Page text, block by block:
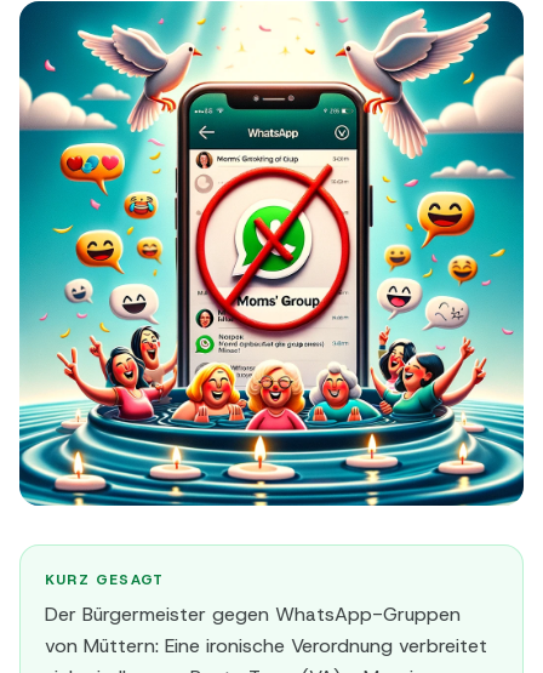
KURZ GESAGT
Der Bürgermeister gegen WhatsApp-Gruppen
von Müttern: Eine ironische Verordnung verbreitet